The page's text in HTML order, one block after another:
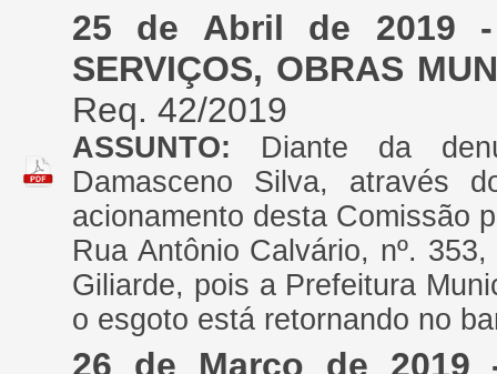
25 de Abril de 2019 -
SERVIÇOS, OBRAS
Req. 42/2019
ASSUNTO: Diante da
Damasceno Silva, através
acionamento desta Comissão
Rua Antônio Calvário, nº.
Giliarde, pois a Prefeitura
o esgoto está retornando no
26 de Março de 2019